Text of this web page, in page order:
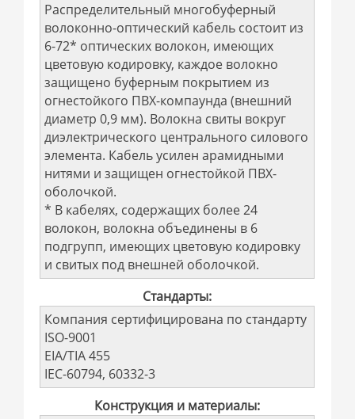
Распределительный многобуферный
волоконно-оптический кабель состоит из
6-72* оптических волокон, имеющих
цветовую кодировку, каждое волокно
защищено буферным покрытием из
огнестойкого ПВХ-компаунда (внешний
диаметр 0,9 мм). Волокна свиты вокруг
диэлектрического центрального силового
элемента. Кабель усилен арамидными
нитями и защищен огнестойкой ПВХ-
оболочкой.
* В кабелях, содержащих более 24
волокон, волокна объединены в 6
подгрупп, имеющих цветовую кодировку
и свитых под внешней оболочкой.
Стандарты:
Компания сертифицирована по стандарту
ISO-9001
EIA/TIA 455
IEC-60794, 60332-3
Конструкция и материалы: